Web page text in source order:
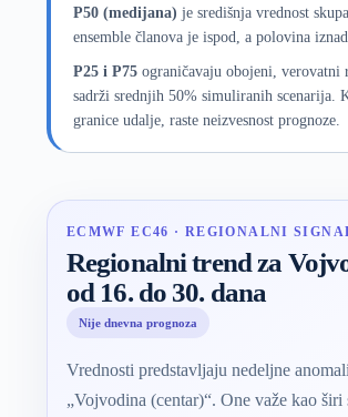
P50 (medijana) je središnja vrednost
ensemble članova je ispod, a polovina
P25 i P75ograničavaju obojeni, verovatni
sadrži srednjih 50% simuliranih scenarija.
granice udalje, raste neizvesnost prognoze.
ECMWF EC46 · REGIONALNI
Regionalni trend za
od 16. do 30. dana
Nije dnevna prognoza
Vrednosti predstavljaju nedeljne
„Vojvodina (centar)“. One važe kao širi